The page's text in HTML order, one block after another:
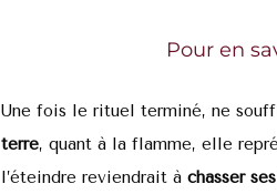
Pour en
Une fois le rituel terminé, ne
terre, quant à la flamme, elle
l’éteindre reviendrait à chasser